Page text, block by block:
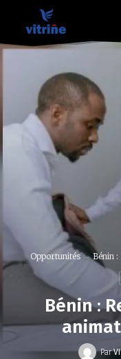
Opportunités Bénin
Bénin :
Par